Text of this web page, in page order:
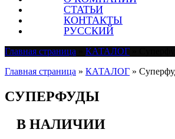
СТАТЬИ
КОНТАКТЫ
РУССКИЙ
Главная страница КАТАЛОГ
Главная страница » КАТАЛОГ »
СУПЕРФУДЫ
В НАЛИЧИИ